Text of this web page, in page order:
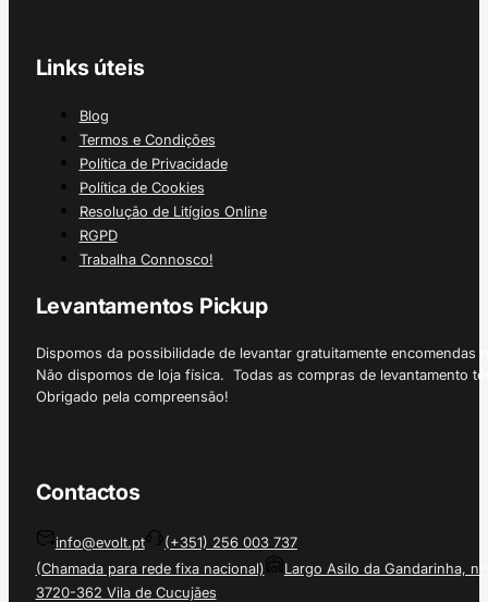
Links úteis
Blog
Termos e Condições
Política de Privacidade
Política de Cookies
Resolução de Litígios Online
RGPD
Trabalha Connosco!
Levantamentos Pickup
Dispomos da possibilidade de levantar gratuitamente
Não dispomos de loja física. Todas as compras de levantamento
Obrigado pela compreensão!
Contactos
info@evolt.pt
(+351) 256 003 737
(Chamada para rede fixa nacional)
Largo Asilo da Gandarinha, nº
3720-362 Vila de Cucujães